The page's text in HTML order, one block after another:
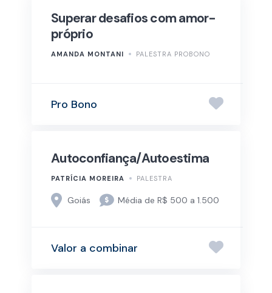
Superar desafios com amor-
próprio
AMANDA MONTANI PALESTRA PROBONO
Pro Bono
Autoconfiança/Autoestima
PATRÍCIA MOREIRA PALESTRA
Goiás Média de R$ 500 a 1.500
Valor a combinar